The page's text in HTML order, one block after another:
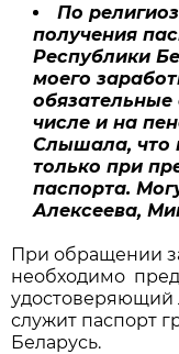
По
получения
Республики
моего
числе и на
Слышала, что
только при
паспорта.
Алексеева,
При обращении
необходимо
удостоверяющий
служит паспорт
Беларусь.